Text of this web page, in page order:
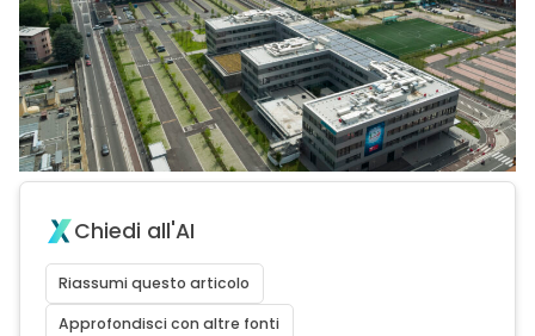
Chiedi all'AI
Riassumi questo articolo
Approfondisci con altre fonti